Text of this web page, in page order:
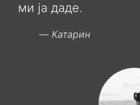
ми ја даде.
Катарин